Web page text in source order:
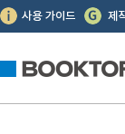
글로벌메뉴 바로가기
본문 바로가기
하단메뉴 바로가기